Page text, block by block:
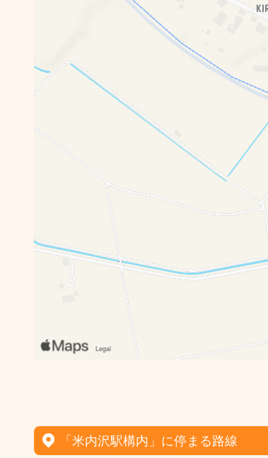
「米内沢駅構内」に停まる路線